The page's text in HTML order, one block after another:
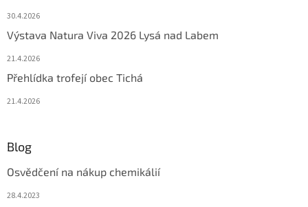
30.4.2026
Výstava Natura Viva 2026 Lysá nad Labem
21.4.2026
Přehlídka trofejí obec Tichá
21.4.2026
Blog
Osvědčení na nákup chemikálií
28.4.2023